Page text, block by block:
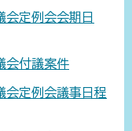
定例会会期日
付議案件
定例会議事日程